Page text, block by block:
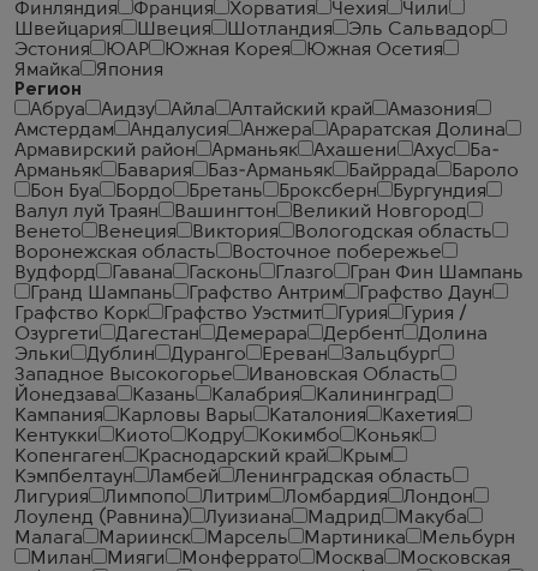
Финляндия
Франция Хорватия Чехия
Чили
Швейцария
Швеция Шотландия
Эль Сальвадор
Эстония
ЮАР Южная Корея
Южная Осетия
Ямайка
Япония
Регион
Абруа
Аидзу Айла Алтайский край
Амазония
Амстердам
Андалусия Анжера
Араратская Долина
Армавирский район
Арманьяк Ахашени Ахус
Ба-
Арманьяк
Бавария Баз-Арманьяк Байррада
Бароло
Бон Буа
Бордо Бретань Броксберн
Бургундия
Валул луй Траян
Вашингтон
Великий Новгород
Венето
Венеция Виктория
Вологодская область
Воронежская область
Восточное побережье
Вудфорд
Гавана Гасконь Глазго
Гран Фин Шампань
Гранд Шампань
Графство Антрим
Графство Даун
Графство Корк
Графство Уэстмит Гурия
Гурия /
Озургети
Дагестан Демерара Дербент
Долина
Эльки
Дублин Дуранго Ереван
Зальцбург
Западное Высокогорье
Ивановская Область
Йонедзава
Казань Калабрия
Калининград
Кампания
Карловы Вары Каталония
Кахетия
Кентукки
Киото Кодру Кокимбо
Коньяк
Копенгаген
Краснодарский край
Крым
Кэмпбелтаун
Ламбей
Ленинградская область
Лигурия
Лимпопо Литрим Ломбардия
Лондон
Лоуленд (Равнина)
Луизиана Мадрид
Макуба
Малага
Мариинск Марсель Мартиника
Мельбурн
Милан
Мияги Монферрато Москва
Московская